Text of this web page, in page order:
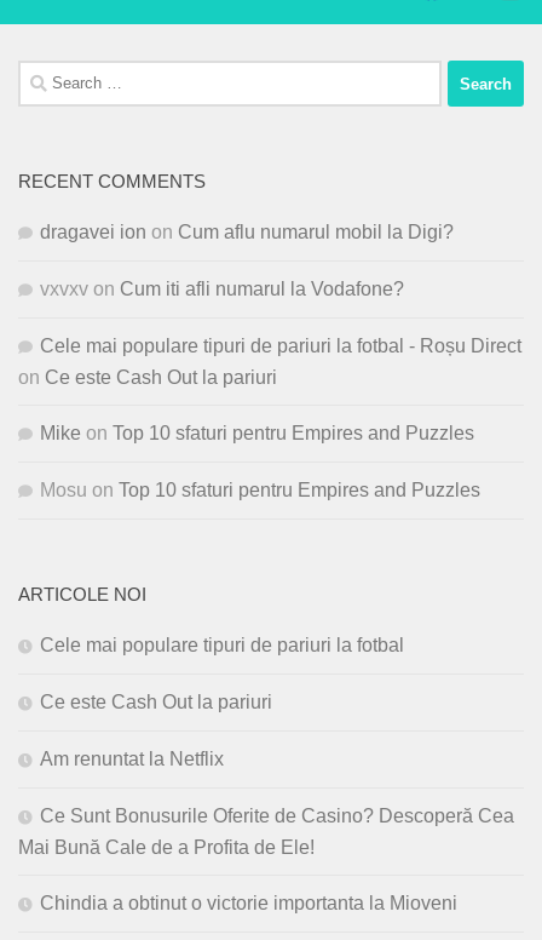
Search
for:
RECENT COMMENTS
dragavei ion on Cum aflu numarul mobil la Digi?
vxvxv on Cum iti afli numarul la Vodafone?
Cele mai populare tipuri de pariuri la fotbal - Roșu Direct
on Ce este Cash Out la pariuri
Mike on Top 10 sfaturi pentru Empires and Puzzles
Mosu on Top 10 sfaturi pentru Empires and Puzzles
ARTICOLE NOI
Cele mai populare tipuri de pariuri la fotbal
Ce este Cash Out la pariuri
Am renuntat la Netflix
Ce Sunt Bonusurile Oferite de Casino? Descoperă Cea
Mai Bună Cale de a Profita de Ele!
Chindia a obtinut o victorie importanta la Mioveni